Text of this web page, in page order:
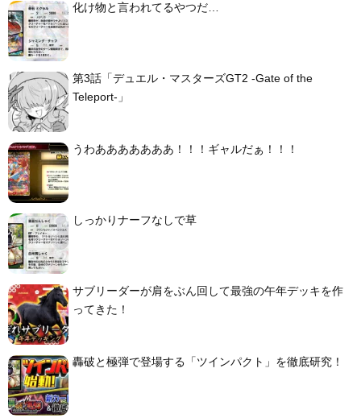
化け物と言われてるやつだ…
第3話「デュエル・マスターズGT2 -Gate of the
Teleport-」
うわあああああああ！！！ギャルだぁ！！！
しっかりナーフなしで草
サブリーダーが肩をぶん回して最強の午年デッキを作
ってきた！
轟破と極弾で登場する「ツインパクト」を徹底研究！